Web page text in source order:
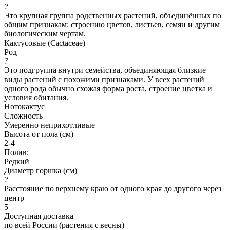
?
Это крупная группа родственных растений, объединённых по
общим признакам: строению цветов, листьев, семян и другим
биологическим чертам.
Кактусовые (Cactaceae)
Род
?
Это подгруппа внутри семейства, объединяющая близкие
виды растений с похожими признаками. У всех растений
одного рода обычно схожая форма роста, строение цветка и
условия обитания.
Нотокактус
Сложность
Умеренно неприхотливые
Высота от пола (см)
2-4
Полив:
Редкий
Диаметр горшка (см)
?
Расстояние по верхнему краю от одного края до другого через
центр
5
Доступная доставка
по всей России (растения с весны)